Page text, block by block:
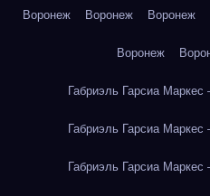
Воронеж Воронеж Воронеж
Воронеж
Габриэль Гарсиа
Габриэль Гарсиа
Габриэль Гарсиа